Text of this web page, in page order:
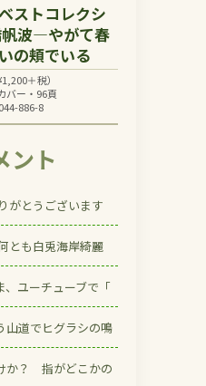
ストコレクシ
帆波―やがて春
の頬でいる
1,200＋税）
バー・96頁
886-8
ント
がとうございます
とも白兎海岸綺麗
、ユーチューブで「
山道でヒグラシの鳴
か？ 指がどこかの